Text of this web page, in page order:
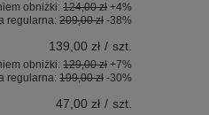
obniżki: 124,00 zł +4%
regularna: 209,00 zł -38%
139,00 zł / szt.
obniżki: 129,00 zł +7%
regularna: 199,00 zł -30%
47,00 zł / szt.